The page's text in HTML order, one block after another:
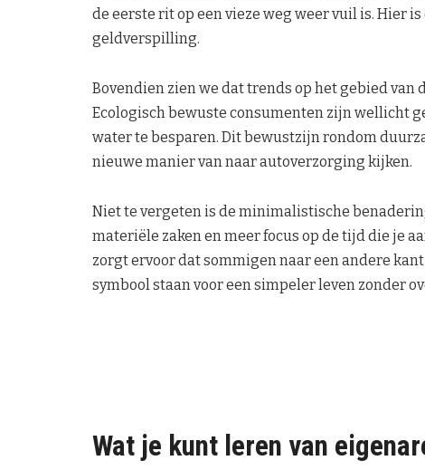
de eerste rit op een vieze weg weer vuil is. Hier
geldverspilling.
Bovendien zien we dat trends op het gebied
Ecologisch bewuste consumenten zijn wellicht
water te besparen. Dit bewustzijn rondom
nieuwe manier van naar autoverzorging kijken.
Niet te vergeten is de minimalistische
materiële zaken en meer focus op de tijd die je
zorgt ervoor dat sommigen naar een andere
symbool staan voor een simpeler leven zonder
Wat je kunt leren van